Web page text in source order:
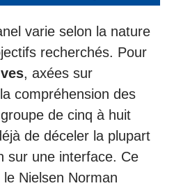
varie selon la nature
recherchés. Pour
, axées sur
compréhension des
de cinq à huit
de déceler la plupart
sur une interface. Ce
Nielsen Norman